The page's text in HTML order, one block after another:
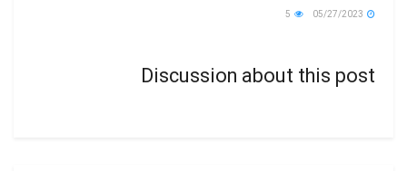
Discussion about this post